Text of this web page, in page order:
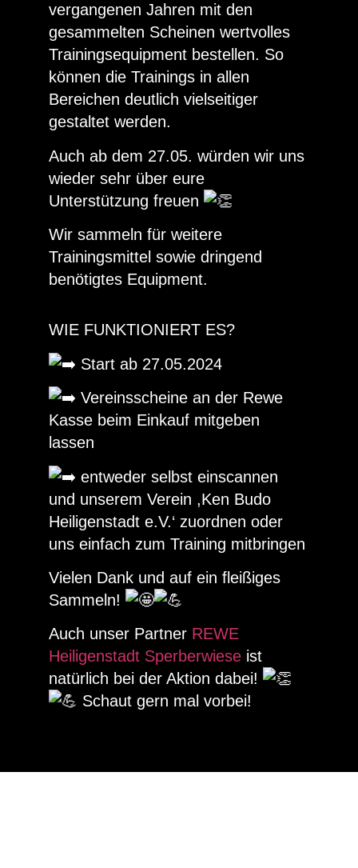
vergangenen Jahren mit den
gesammelten Scheinen wertvolles
Trainingsequipment bestellen. So
können die Trainings in allen
Bereichen deutlich vielseitiger
gestaltet werden.
Auchab dem 27.05. würden wir uns
wieder sehr über eure
Unterstützung freuen
Wir sammeln für weitere
Trainingsmittel sowie dringend
benötigtes Equipment.
WIE FUNKTIONIERT ES?
Start ab 27.05.2024
Vereinsscheine an der Rewe
Kasse beim Einkauf mitgeben
lassen
entweder selbst einscannen
und unserem Verein ,Ken Budo
Heiligenstadt e.V.‘ zuordnen oder
uns einfach zum Training mitbringen
Vielen Dank und auf ein fleißiges
Sammeln!
Auch unser Partner REWE
Heiligenstadt Sperberwiese ist
natürlich bei der Aktion dabei!
Schaut gern mal vorbei!